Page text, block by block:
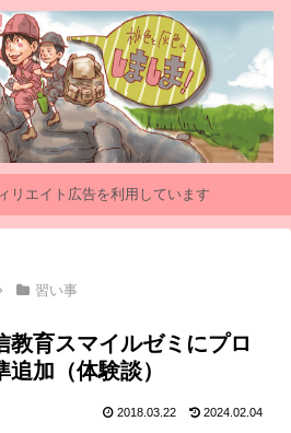
リエイト広告を利用しています
習い事
教育スマイルゼミにプロ
加（体験談）
2018.03.22 2024.02.04